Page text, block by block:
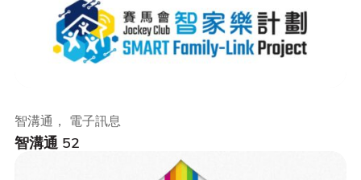
智溝通 52
智溝通， 電子訊息